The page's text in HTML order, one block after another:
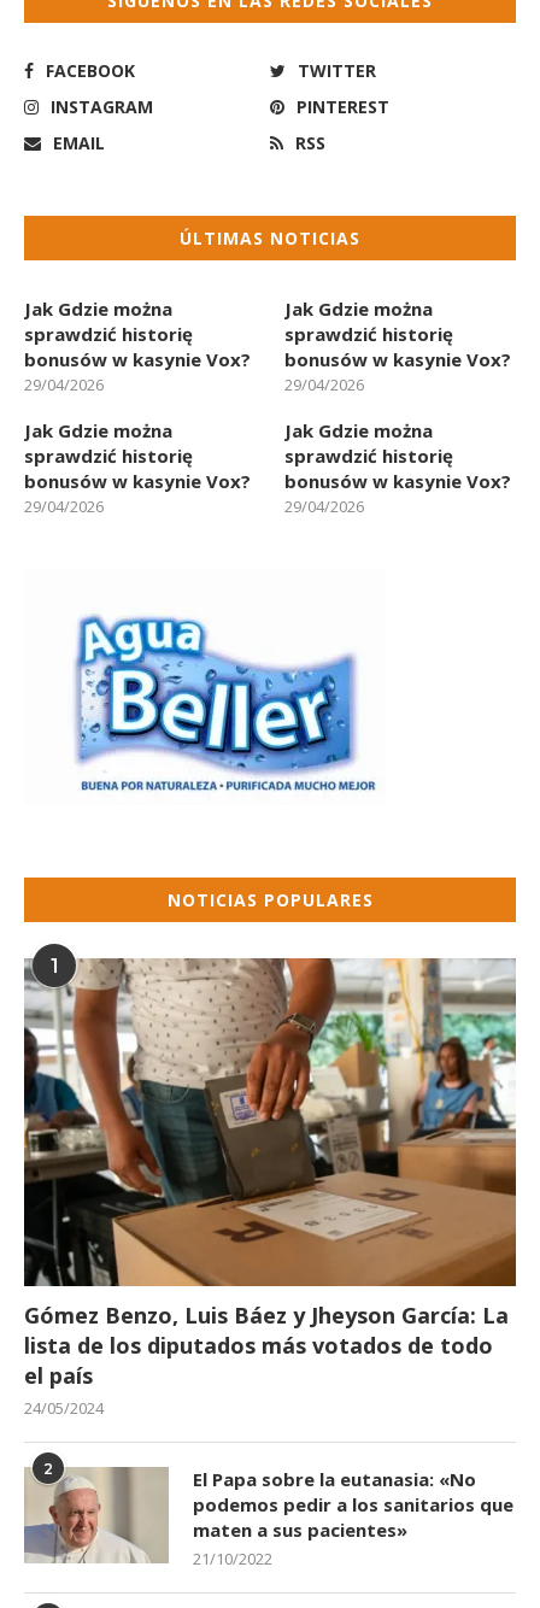
FACEBOOK
TWITTER
INSTAGRAM
PINTEREST
EMAIL
RSS
ÚLTIMAS NOTICIAS
Jak Gdzie można
sprawdzić historię
bonusów w kasynie Vox?
29/04/2026
Jak Gdzie można
sprawdzić historię
bonusów w kasynie Vox?
29/04/2026
Jak Gdzie można
sprawdzić historię
bonusów w kasynie Vox?
29/04/2026
Jak Gdzie można
sprawdzić historię
bonusów w kasynie Vox?
29/04/2026
NOTICIAS POPULARES
1
Gómez Benzo, Luis Báez y Jheyson García: La
lista de los diputados más votados de todo
el país
24/05/2024
2
El Papa sobre la eutanasia: «No
podemos pedir a los sanitarios que
maten a sus pacientes»
21/10/2022